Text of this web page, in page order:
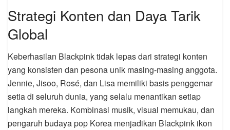
Strategi Konten dan Daya Tarik
Global
Keberhasilan Blackpink tidak lepas dari strategi konten
yang konsisten dan pesona unik masing-masing anggota.
Jennie, Jisoo, Rosé, dan Lisa memiliki basis penggemar
setia di seluruh dunia, yang selalu menantikan setiap
langkah mereka. Kombinasi musik, visual memukau, dan
pengaruh budaya pop Korea menjadikan Blackpink ikon